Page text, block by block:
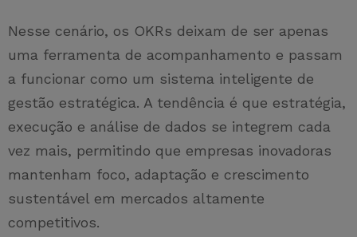
Nesse cenário, os OKRs deixam de ser apenas
uma ferramenta de acompanhamento e passam
a funcionar como um sistema inteligente de
gestão estratégica. A tendência é que estratégia,
execução e análise de dados se integrem cada
vez mais, permitindo que empresas inovadoras
mantenham foco, adaptação e crescimento
sustentável em mercados altamente
competitivos.